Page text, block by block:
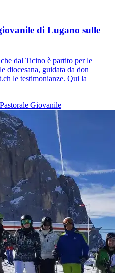
di Lugano sulle
dal Ticino è partito per le
diocesana, guidata da don
le testimonianze. Qui la
Pastorale Giovanile